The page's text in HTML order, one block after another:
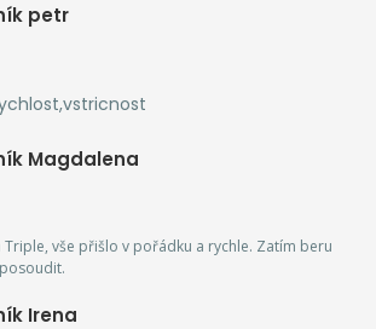
petr
Magdalena
Triple, vše přišlo v pořádku a rychle. Zatím beru
Irena